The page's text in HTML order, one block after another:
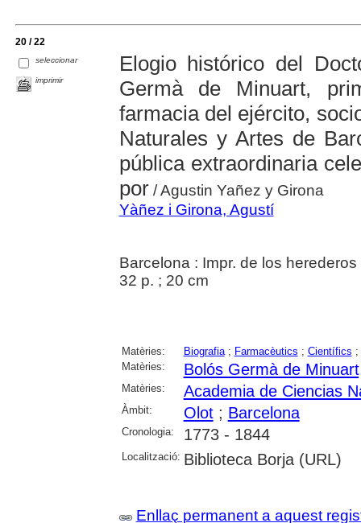
20 / 22
seleccionar
imprimir
Elogio histórico del
Germà de Minuart,
farmacia del ejército,
Naturales y Artes de
pública extraordinaria
por/ Agustin Yañez y Girona
Yàñez i Girona, Agustí
Barcelona : Impr. de los
32 p. ; 20 cm
Matèries: Biografia; Farmacèutics ; Científics ;
Matèries:
Bolós Germà de
Matèries: Academia de Ciencias
Àmbit: Olot; Barcelona
Cronologia: 1773 - 1844
Localització: Biblioteca Borja (URL)
Enllaç permanent a aquest